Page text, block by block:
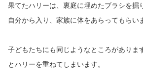
果てたハリーは、裏庭に埋めたブラシを掘
自分から入り、家族に体をあらってもらい
子どもたちにも同じようなところがありま
とハリーを重ねてしまいます。